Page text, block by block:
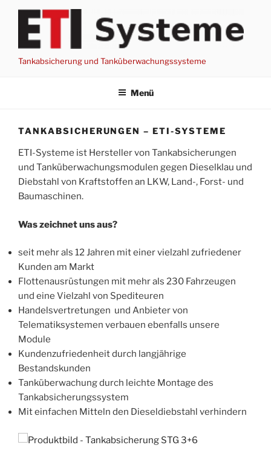
Zum
springen
Tankabsicherung und Tanküberwachungssysteme
Menü
TANKABSICHERUNGEN – ETI-SYSTEME
ETI-Systeme ist Hersteller von Tankabsicherungen
und Tanküberwachungsmodulen gegen Dieselklau und
Diebstahl von Kraftstoffen an LKW, Land-, Forst- und
Baumaschinen.
Was zeichnet uns aus?
seit mehr als 12 Jahren mit einer vielzahl zufriedener
Kunden am Markt
Flottenausrüstungen mit mehr als 230 Fahrzeugen
und eine Vielzahl von Spediteuren
Handelsvertretungen und Anbieter von
Telematiksystemen verbauen ebenfalls unsere
Module
Kundenzufriedenheit durch langjährige
Bestandskunden
Tanküberwachung durch leichte Montage des
Tankabsicherungssystem
Mit einfachen Mitteln den Dieseldiebstahl verhindern